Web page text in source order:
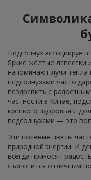
Подсолнух
Яркие жёлтые лепестки
напоминают лучи тепла
подсолнухами часто
поздравить с
частности в Китае,
крепкого здоровья и
подсолнухами — это
Эти полевые цветы
природной энергии. И
всегда приносят
становится отличным